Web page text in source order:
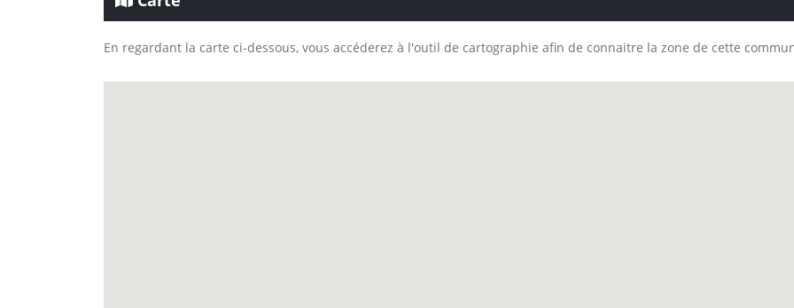
En regardant la carte ci-dessous, vous accéderez à l'outil de cartographie afin de connaitre la zone de cette